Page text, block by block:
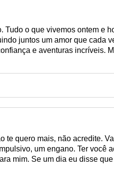
Tudo o que vivemos ontem e
juntos um amor que cada
e aventuras incríveis.
te quero mais, não acredite.
um engano. Ter você
mim. Se um dia eu disse